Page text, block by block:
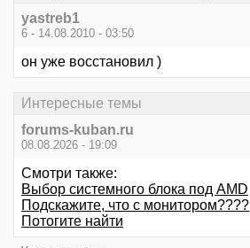
yastreb1
6 - 14.08.2010 - 03:50
он уже восстановил )
Интересные темы
forums-kuban.ru
08.08.2026 - 19:09
Смотри также:
Выбор системного блока под АМD
Подскажите, что с монитором????
Потогите найти